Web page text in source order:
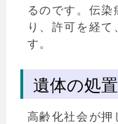
るのです。伝染
り、許可を経
す。
遺体の処
高齢化社会が押